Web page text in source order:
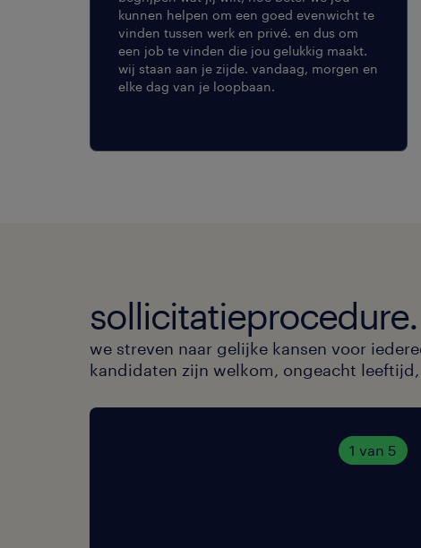
kunnen helpen om een goed evenwicht te
vinden tussen werk en privé. en dus om
een job te vinden die jou gelukkig maakt.
wij staan aan je zijde. vandaag, morgen en
elke dag van je loopbaan.
sollicitatieprocedure.
we streven naar gelijke kansen voor
kandidaten zijn welkom, ongeacht
1 van 5